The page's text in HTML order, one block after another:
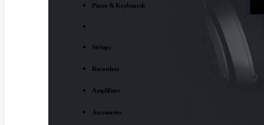
Piano & Keyboards
Strings
Recorders
Amplifiers
Accessories